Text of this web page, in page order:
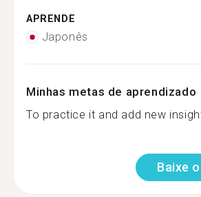
APRENDE
Japonês
Minhas metas de aprendizado
To practice it and add new
Baixe